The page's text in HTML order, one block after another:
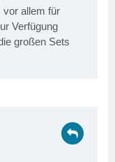
vor allem für
Verfügung
großen Sets